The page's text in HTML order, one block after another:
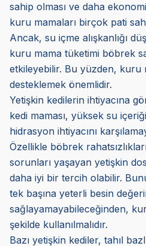
sahip olması ve daha
kuru mamaları birçok pati
Ancak, su içme alışkanlığı
kuru mama tüketimi böbrek
etkileyebilir. Bu yüzden, kuru
desteklemek önemlidir.
Yetişkin kedilerin ihtiyacına
kedi maması, yüksek su
hidrasyon ihtiyacını
Özellikle böbrek
sorunları yaşayan yetişkin
daha iyi bir tercih olabilir.
tek başına yeterli besin
sağlayamayabileceğinden,
şekilde kullanılmalıdır.
Bazı yetişkin kediler, tahıl